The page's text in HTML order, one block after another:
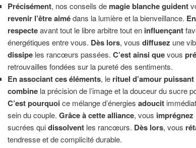
Précisément, nos conseils demagie blanche guident
revenir l’être aimédans la lumière et la bienveillance.
respecteavant tout le libre arbitre tout en influençant
énergétiques entre vous. Dès lors, vous diffusez une
dissipeles rancœurs passées. C’est ainsi quevous
retrouvailles fondées sur la pureté des sentiments.
En associant ces éléments, le rituel d’amour
combinela précision de l’image et la douceur du sucre
C’est pourquoice mélange d’énergies adoucit
sein du couple. Grâce à cette alliance, vous imprégnez
sucrées quidissolventles rancœurs. Dès lors, vous
tendresse et de complicité durable.